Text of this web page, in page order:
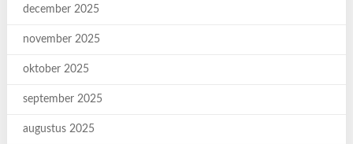
december 2025
november 2025
oktober 2025
september 2025
augustus 2025